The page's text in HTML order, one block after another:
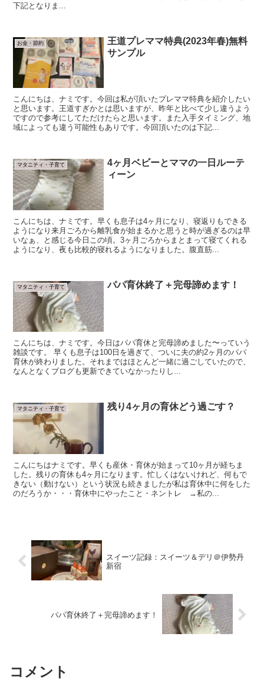
下記となりま...
お金・節約
王道プレママ特典(2023年春)無料
サンプル
こんにちは、ナミです。今回は私が頂いたプレママ特典を紹介したい
と思います。王道すぎかとは思いますが、昨年と比べて少し違うよう
ですので参考にしてただけたらと思います。また入手タイミング、地
域によっても違う可能性もありです。今回頂いたのは下記...
マタニティ・子育て
4ヶ月ベビーとママの一日ルーテ
ィーン
こんにちは、ナミです。早くも息子は4ヶ月になり、寝返りもできる
ようになり来月ごろから離乳食が始まるかと思うと時が過ぎるのは早
いなぁ、と感じる今日この頃。3ヶ月ごろからまとまって寝てくれる
ようになり、夜も比較的寝れるようになりました。腹直筋...
マタニティ・子育て パパ育休終了＋完母諦めます！
こんにちは、ナミです。今日はパパ育休と完母諦めました〜っていう
雑談です。 早くも息子は100日を過ぎて、ついに夫の約2ヶ月のパパ
育休が終わりました。それまではほとんど一緒に過ごしていたので、
なんとなくブログも更新できていなかったりし...
マタニティ・子育て 残り4ヶ月の育休どう過ごす？
こんにちはナミです。早くも産休・育休が始まって10ヶ月が経ちま
した。残りの育休も4ヶ月になります。忙しくはないけれど、何もで
きない（動けない）という状況も続きましたが私は育休中に何をした
のだろうか・・・育休中にやったこと・ネントレ →私の...
スイーツ記録：スイーツ＆デリ＠伊勢丹
新宿
パパ育休終了＋完母諦めます！
コメント